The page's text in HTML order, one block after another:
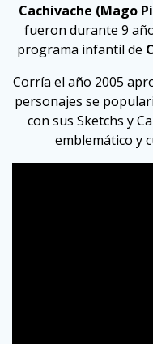
Cachivache (Mago
fueron durante 9
programa infantil de
Corría el año 2005
personajes se
con sus Sketchs y
emblemático y